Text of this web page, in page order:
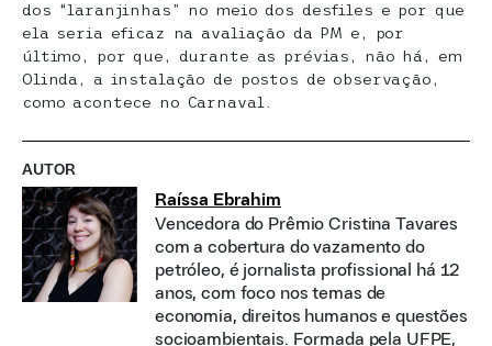
dos “laranjinhas” no meio dos desfiles e por que
ela seria eficaz na avaliação da PM e, por
último, por que, durante as prévias, não há, em
Olinda, a instalação de postos de observação,
como acontece no Carnaval.
AUTOR
Raíssa Ebrahim
Vencedora do Prêmio Cristina Tavares
com a cobertura do vazamento do
petróleo, é jornalista profissional há 12
anos, com foco nos temas de
economia, direitos humanos e questões
socioambientais. Formada pela UFPE,